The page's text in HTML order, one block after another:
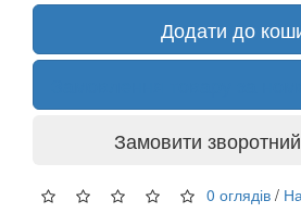
Додати до
Замовити
0 оглядів /